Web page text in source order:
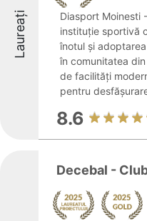
Laureați
Diasport Moinesti
instituție sportivă
înotul și
în comunitatea
de facilități
pentru
8.6
Decebal -